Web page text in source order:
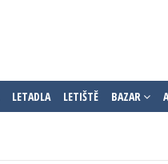
LETADLA LETIŠTĚ BAZAR